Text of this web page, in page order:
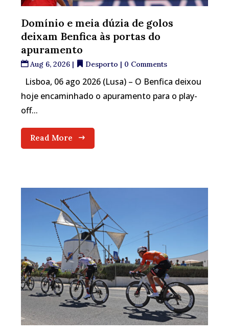
Domínio e meia dúzia de golos
deixam Benfica às portas do
apuramento
Aug 6, 2026 | Desporto | 0 Comments
Lisboa, 06 ago 2026 (Lusa) – O Benfica deixou
hoje encaminhado o apuramento para o play-
off...
Read More